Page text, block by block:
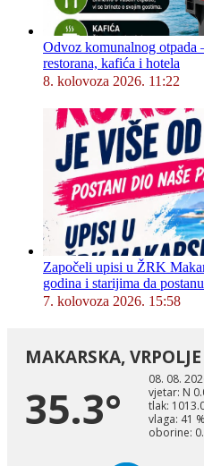
Odvoz komunalnog otpada
restorana, kafića i hotela
8. kolovoza 2026. 11:22
Započeli upisi u ŽRK
godina i starijima da
7. kolovoza 2026. 15:58